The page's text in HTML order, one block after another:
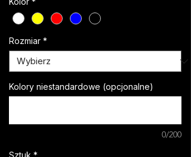
Rozmiar *
Kolory niestandardowe (opcjonalne)
0/200